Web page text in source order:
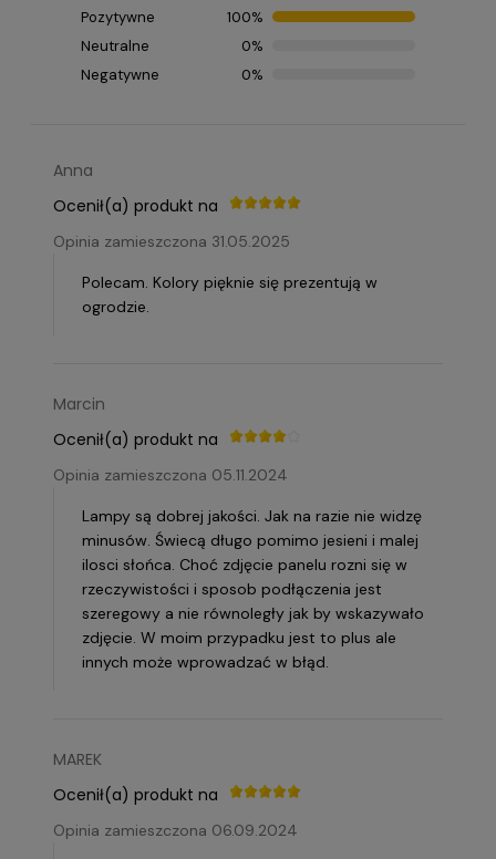
Pozytywne
100%
Neutralne
0%
Negatywne
0%
Anna
Ocenił(a) produkt na
Opinia zamieszczona 31.05.2025
Polecam. Kolory pięknie się prezentują w
ogrodzie.
Marcin
Ocenił(a) produkt na
Opinia zamieszczona 05.11.2024
Lampy są dobrej jakości. Jak na razie nie widzę
minusów. Świecą długo pomimo jesieni i malej
ilosci słońca. Choć zdjęcie panelu rozni się w
rzeczywistości i sposob podłączenia jest
szeregowy a nie równoległy jak by wskazywało
zdjęcie. W moim przypadku jest to plus ale
innych może wprowadzać w błąd.
MAREK
Ocenił(a) produkt na
Opinia zamieszczona 06.09.2024